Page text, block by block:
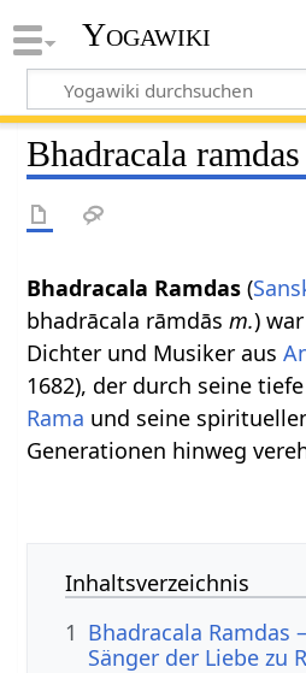
Yogawiki
Bhadracala ramdas
Bhadracala Ramdas (
bhadrācala rāmdāsm.)
Dichter und Musiker aus
1682), der durch seine
Rama und seine
Generationen hinweg
Inhaltsverzeichnis
1 Bhadracala Ramdas
Sänger der Liebe zu